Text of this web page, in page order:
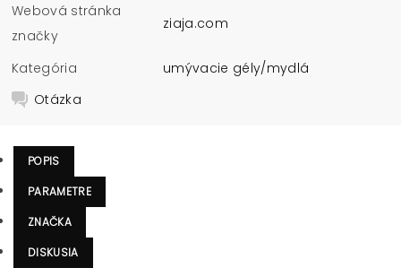
Webová stránka
značky
ziaja.com
Kategória
umývacie gély/mydlá
Otázka
POPIS
PARAMETRE
ZNAČKA
DISKUSIA